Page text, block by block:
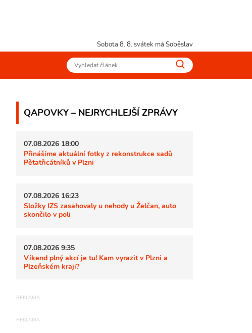
Sobota 8. 8. svátek má Soběslav
QAPOVKY – NEJRYCHLEJŠÍ ZPRÁVY
07.08.2026 18:00
Přinášíme aktuální fotky z rekonstrukce sadů
Pětatřicátníků v Plzni
07.08.2026 16:23
Složky IZS zasahovaly u nehody u Želčan, auto
skončilo v poli
07.08.2026 9:35
Víkend plný akcí je tu! Kam vyrazit v Plzni a
Plzeňském kraji?